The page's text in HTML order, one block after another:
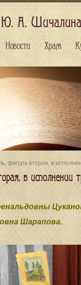
фигура вторая, в
в исполнении
Шарапова.
Ю. А. Шичалина
Новости Храм